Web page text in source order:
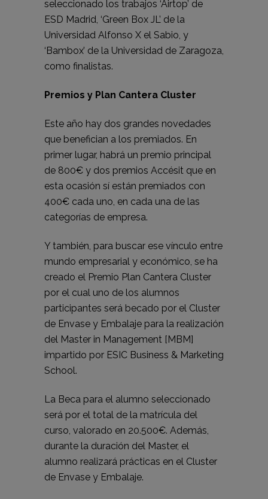
seleccionado los trabajos ‘Airtop’ de
ESD Madrid, ‘Green Box JL’ de la
Universidad Alfonso X el Sabio, y
‘Bambox’ de la Universidad de Zaragoza,
como finalistas.
Premios y Plan Cantera Cluster
Este año hay dos grandes novedades
que benefician a los premiados. En
primer lugar, habrá un premio principal
de 800€ y dos premios Accésit que en
esta ocasión sí están premiados con
400€ cada uno, en cada una de las
categorías de empresa.
Y también, para buscar ese vínculo entre
mundo empresarial y económico, se ha
creado el Premio Plan Cantera Cluster
por el cual uno de los alumnos
participantes será becado por el Cluster
de Envase y Embalaje para la realización
del Master in Management [MBM]
impartido por ESIC Business & Marketing
School.
La Beca para el alumno seleccionado
será por el total de la matrícula del
curso, valorado en 20.500€. Además,
durante la duración del Master, el
alumno realizará prácticas en el Cluster
de Envase y Embalaje.